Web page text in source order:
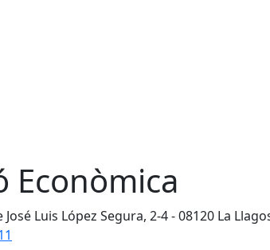
Econòmica
José Luis López Segura, 2-4 - 08120 La